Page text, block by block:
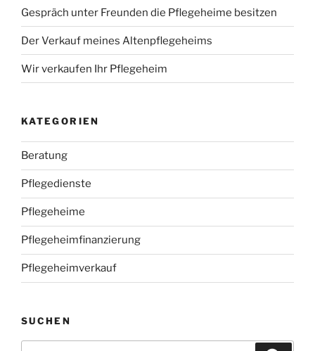
Gespräch unter Freunden die Pflegeheime besitzen
Der Verkauf meines Altenpflegeheims
Wir verkaufen Ihr Pflegeheim
KATEGORIEN
Beratung
Pflegedienste
Pflegeheime
Pflegeheimfinanzierung
Pflegeheimverkauf
SUCHEN